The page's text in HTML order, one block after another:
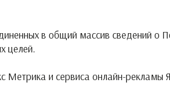
в общий массив сведений о
целей.
Метрика и сервиса онлайн-